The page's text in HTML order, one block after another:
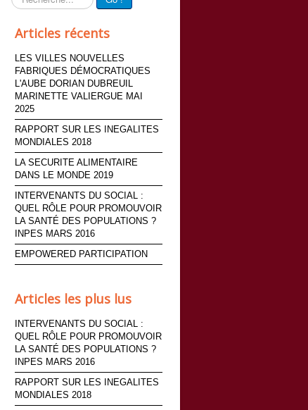
Articles récents
LES VILLES NOUVELLES
FABRIQUES DÉMOCRATIQUES
L'AUBE DORIAN DUBREUIL
MARINETTE VALIERGUE MAI
2025
RAPPORT SUR LES INEGALITES
MONDIALES 2018
LA SECURITE ALIMENTAIRE
DANS LE MONDE 2019
INTERVENANTS DU SOCIAL :
QUEL RÔLE POUR PROMOUVOIR
LA SANTÉ DES POPULATIONS ?
INPES MARS 2016
EMPOWERED PARTICIPATION
Articles les plus lus
INTERVENANTS DU SOCIAL :
QUEL RÔLE POUR PROMOUVOIR
LA SANTÉ DES POPULATIONS ?
INPES MARS 2016
RAPPORT SUR LES INEGALITES
MONDIALES 2018